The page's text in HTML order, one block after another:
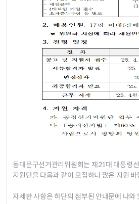
동대문구선거관리위원회는 제21대 대통령
지원단을 다음과 같이 모집하니 많은 지원 바
자세한 사항은 하단의 첨부된 안내문에 나와